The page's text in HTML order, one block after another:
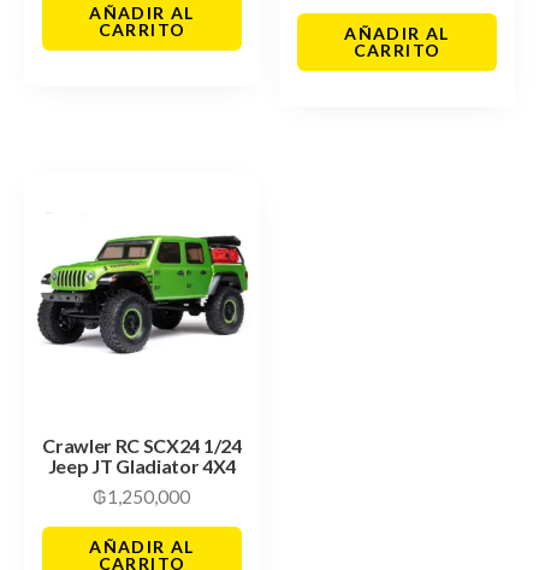
AÑADIR AL
CARRITO
AÑADIR AL
CARRITO
Crawler RC SCX24 1/24
Jeep JT Gladiator 4X4
₲1,250,000
AÑADIR AL
CARRITO